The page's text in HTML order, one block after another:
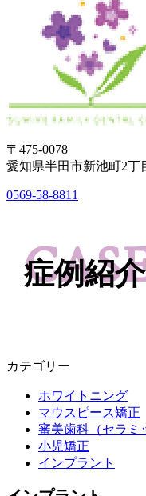
〒475-0078
愛知県半田市新池町2丁
0569-58-8811
症例紹介
カテゴリー
ホワイトニング
マウスピース矯正
審美歯科（セラミ
小児矯正
インプラント